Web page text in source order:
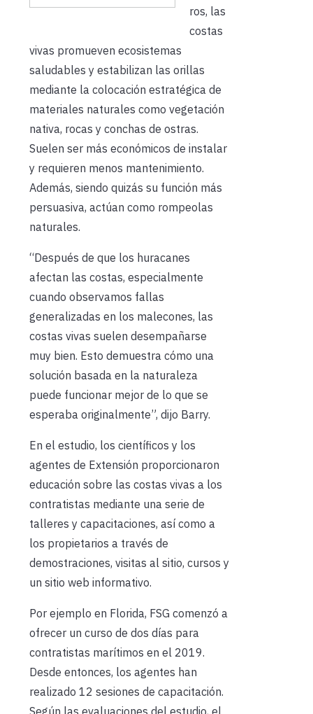
ros, las
costas
vivas promueven ecosistemas
saludables y estabilizan las orillas
mediante la colocación estratégica de
materiales naturales como vegetación
nativa, rocas y conchas de ostras.
Suelen ser más económicos de instalar
y requieren menos mantenimiento.
Además, siendo quizás su función más
persuasiva, actúan como rompeolas
naturales.
“Después de que los huracanes
afectan las costas, especialmente
cuando observamos fallas
generalizadas en los malecones, las
costas vivas suelen desempañarse
muy bien. Esto demuestra cómo una
solución basada en la naturaleza
puede funcionar mejor de lo que se
esperaba originalmente”, dijo Barry.
En el estudio, los científicos y los
agentes de Extensión proporcionaron
educación sobre las costas vivas a los
contratistas mediante una serie de
talleres y capacitaciones, así como a
los propietarios a través de
demostraciones, visitas al sitio, cursos y
un sitio web informativo.
Por ejemplo en Florida, FSG comenzó a
ofrecer un curso de dos días para
contratistas marítimos en el 2019.
Desde entonces, los agentes han
realizado 12 sesiones de capacitación.
Según las evaluaciones del estudio, el